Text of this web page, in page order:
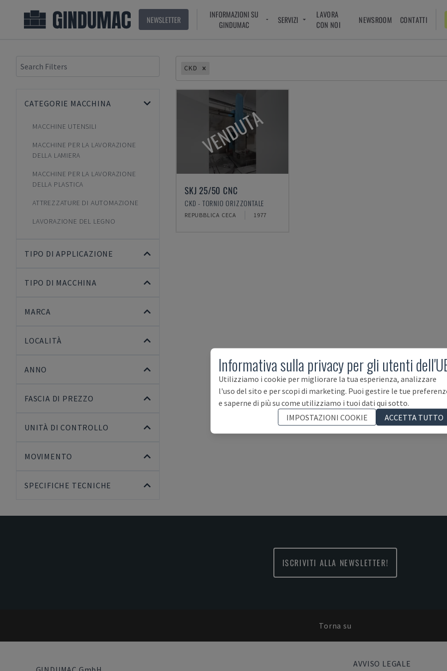
NEWSLETTER
INFORMAZIONI SU
GINDUMAC
SERVIZI
LAVORA
CON NOI
NEWSROOM CONTATTI
CATEGORIE MACCHINA
MACCHINE UTENSILI
MACCHINE PER LA LAVORAZIONE
DELLA LAMIERA
MACCHINE PER LA LAVORAZIONE
DELLA PLASTICA
ATTREZZATURE DI AUTOMAZIONE
LAVORAZIONE DEL LEGNO
TIPO DI APPLICAZIONE
TIPO DI MACCHINA
MARCA
LOCALITÀ
ANNO
FASCIA DI PREZZO
UNITÀ DI CONTROLLO
MOVIMENTO
SPECIFICHE TECNICHE
CKD
VENDUTA
SKJ 25/50 CNC
CKD - TORNIO ORIZZONTALE
REPUBBLICA CECA 1977
ISCRIVITI ALLA NEWSLETTER!
Torna su
AVVISO LEGALE
Informativa sulla privacy per gli utenti
Utilizziamo i cookie per migliorare la tua esperienza, analizzare
l'uso del sito e per scopi di marketing. Puoi gestire le tue
e saperne di più su come utilizziamo i tuoi dati qui sotto.
IMPOSTAZIONI COOKIE
ACCETTA TUTTO